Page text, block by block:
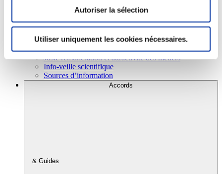
Autoriser la sélection
Utiliser uniquement les cookies nécessaires.
Sécurité sanitaire
Viandes et santé
Juste rémunération et attractivité des métiers
Info-veille scientifique
Sources d’information
Accords
& Guides